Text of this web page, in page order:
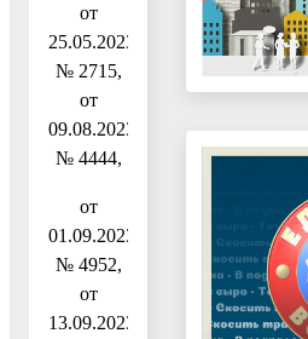
от
25.05.2023
№ 2715,
от
09.08.2023
№ 4444,
от
01.09.2023
№ 4952,
от
13.09.2023